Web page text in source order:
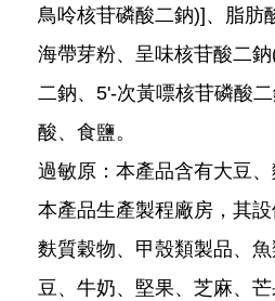
鳥呤核苷磷酸二鈉)]、脂肪
海帶芽粉、呈味核苷酸二
二鈉、5'-次黃嘌核苷磷酸
酸、食鹽。
過敏原：本產品含有大豆、
本產品生產製程廠房，其
麩質穀物、甲殼類製品、
豆、牛奶、堅果、芝麻、芒